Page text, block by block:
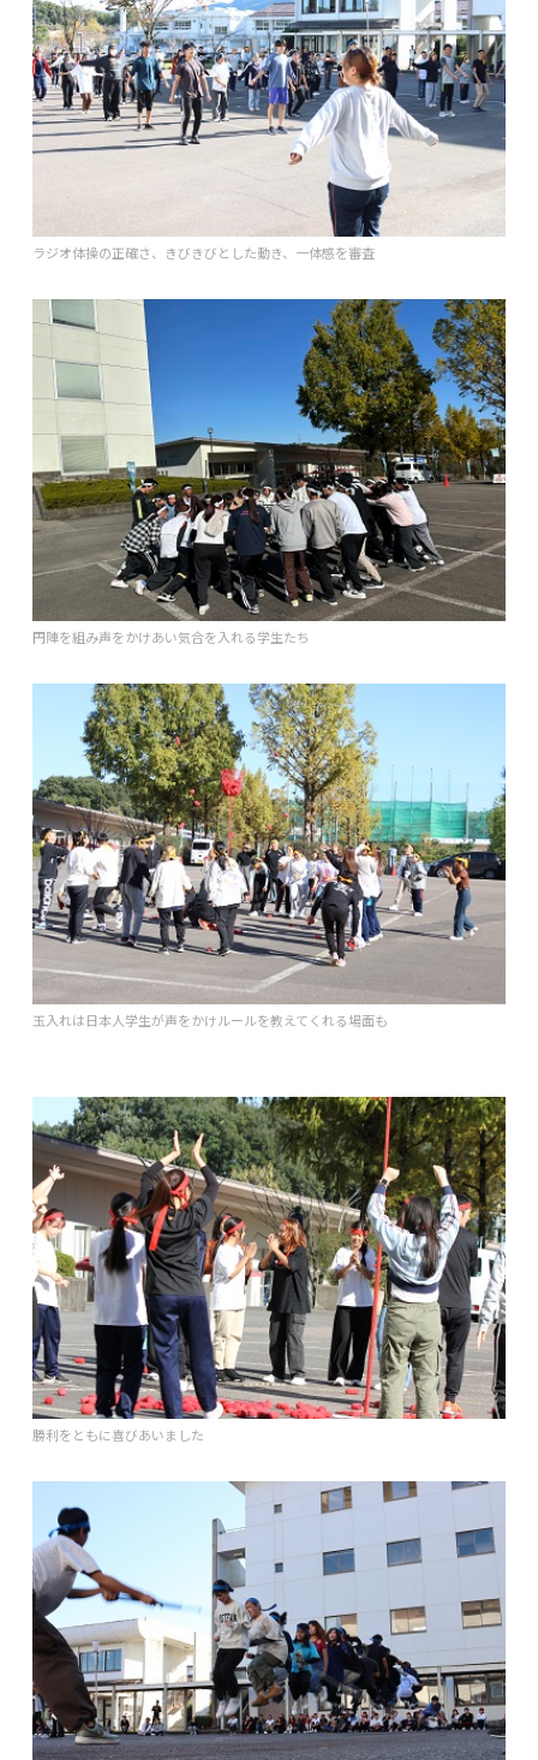
ラジオ体操の正確さ、きびきびとした動き、一体感を審査
円陣を組み声をかけあい気合を入れる学生たち
玉入れは日本人学生が声をかけルールを教えてくれる場面も
勝利をともに喜びあいました